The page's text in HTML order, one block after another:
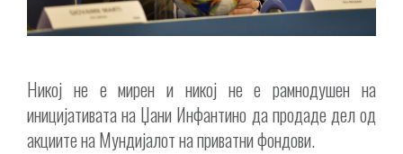
Никој не е мирен и никој не е рамнодушен на
иницијативата на Џани Инфантино да продаде дел од
акциите на Мундијалот на приватни фондови.